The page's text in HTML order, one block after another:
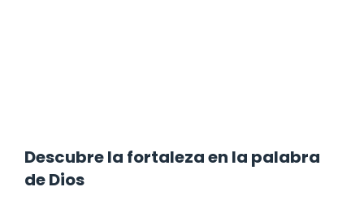
Descubre la fortaleza en la palabra
de Dios